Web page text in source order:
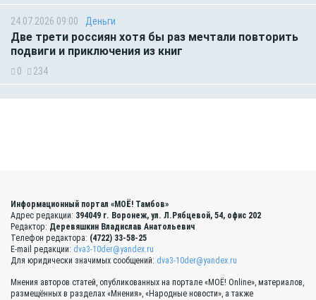
24.07.2026 09:00 Деньги
Две трети россиян хотя бы раз мечтали повторить
подвиги и приключения из книг
0 234
Информационный портал «МОЁ! Тамбов»
Адрес редакции: 394049 г. Воронеж, ул. Л.Рябцевой, 54, офис 202
Редактор: Деревяшкин Владислав Анатольевич
Телефон редактора: (4722) 33-58-25
E-mail редакции: dva3-10der@yandex.ru
Для юридически значимых сообщений: dva3-10der@yandex.ru
Мнения авторов статей, опубликованных на портале «МОЁ! Online», материалов,
размещённых в разделах «Мнения», «Народные новости», а также